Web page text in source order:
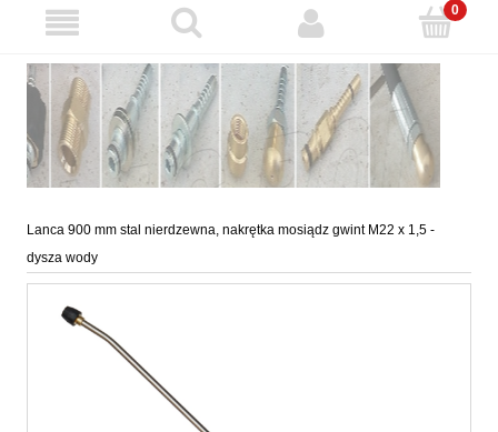
Lanca 900 mm stal nierdzewna, nakrętka mosiądz gwint M22 x 1,5 -
dysza wody